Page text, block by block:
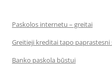
Paskolos internetu – greitai
Greitieji kreditai tapo paprastesni
Banko paskola būstui